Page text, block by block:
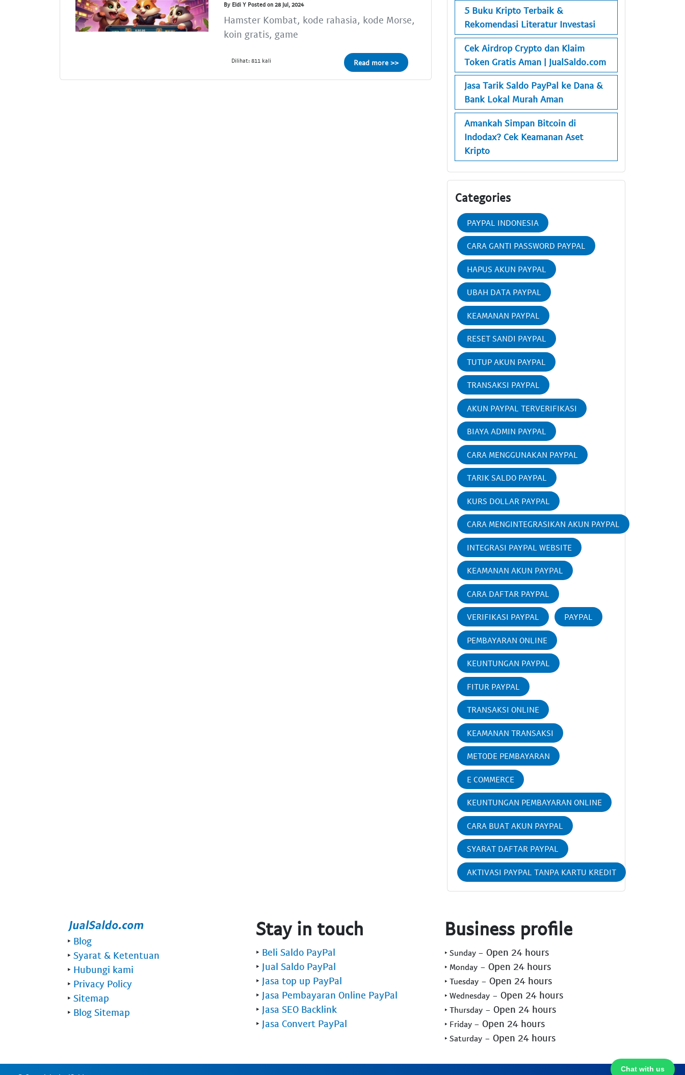
By Eldi Y Posted on 28 Jul, 2024
Hamster Kombat, kode rahasia, kode Morse,
koin gratis, game
Dilihat: 811 kali Read more >>
5 Buku Kripto Terbaik &
Rekomendasi Literatur Investasi
Cek Airdrop Crypto dan Klaim
Token Gratis Aman | JualSaldo.com
Jasa Tarik Saldo PayPal ke Dana &
Bank Lokal Murah Aman
Amankah Simpan Bitcoin di
Indodax? Cek Keamanan Aset
Kripto
Categories
PAYPAL INDONESIA
CARA GANTI PASSWORD PAYPAL
HAPUS AKUN PAYPAL
UBAH DATA PAYPAL
KEAMANAN PAYPAL
RESET SANDI PAYPAL
TUTUP AKUN PAYPAL
TRANSAKSI PAYPAL
AKUN PAYPAL TERVERIFIKASI
BIAYA ADMIN PAYPAL
CARA MENGGUNAKAN PAYPAL
TARIK SALDO PAYPAL
KURS DOLLAR PAYPAL
CARA MENGINTEGRASIKAN AKUN PAYPAL
INTEGRASI PAYPAL WEBSITE
KEAMANAN AKUN PAYPAL
CARA DAFTAR PAYPAL
VERIFIKASI PAYPAL PAYPAL
PEMBAYARAN ONLINE
KEUNTUNGAN PAYPAL
FITUR PAYPAL
TRANSAKSI ONLINE
KEAMANAN TRANSAKSI
METODE PEMBAYARAN
E COMMERCE
KEUNTUNGAN PEMBAYARAN ONLINE
CARA BUAT AKUN PAYPAL
SYARAT DAFTAR PAYPAL
AKTIVASI PAYPAL TANPA KARTU KREDIT
Chat with us
‣ Blog
‣ Syarat & Ketentuan
‣ Hubungi kami
‣ Privacy Policy
‣ Sitemap
‣ Blog Sitemap
Stay in touch
‣ Beli Saldo PayPal
‣ Jual Saldo PayPal
‣ Jasa top up PayPal
‣ Jasa Pembayaran Online PayPal
‣ Jasa SEO Backlink
‣ Jasa Convert PayPal
Business profile
‣ Sunday - Open 24 hours
‣ Monday - Open 24 hours
‣ Tuesday - Open 24 hours
‣ Wednesday - Open 24 hours
‣ Thursday - Open 24 hours
‣ Friday - Open 24 hours
‣ Saturday - Open 24 hours